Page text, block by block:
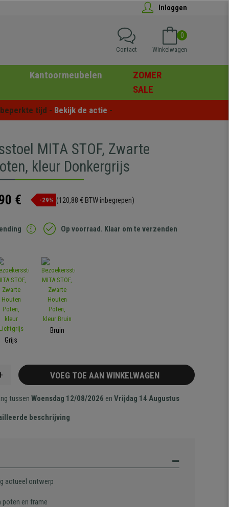
Inloggen
0
Winkelwagen
Contact
Kantoormeubelen
ZOMER
SALE
tijd - Bekijk de actie -
MITA STOF, Zwarte
kleur Donkergrijs
€ -29% (120,88 € BTW inbegrepen)
Op voorraad. Klaar om te verzenden
Grijs
Bruin
VOEG TOE AAN WINKELWAGEN
tussenWoensdag 12/08/2026 enVrijdag 14 Augustus
beschrijving
actueel ontwerp
poten en frame